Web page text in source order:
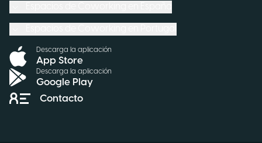
Descarga la aplicación
App Store
Descarga la aplicación
Google Play
Contacto